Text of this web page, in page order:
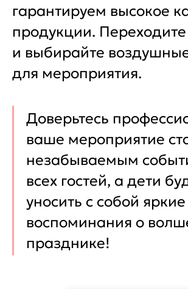
гарантируем высокое
продукции. Переходите
и выбирайте
для мероприятия.
Доверьтесь
ваше мероприятие
незабываемым
всех гостей, а дети
уносить с собой яркие
воспоминания о
празднике!